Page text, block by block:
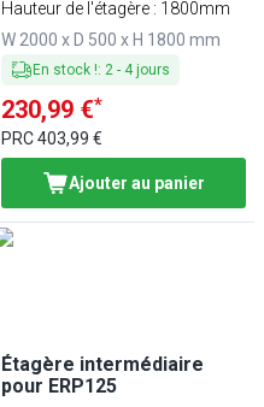
Hauteur de l'étagère : 1800mm
W 2000 x D 500 x H 1800 mm
En stock !: 2 - 4 jours
230,99 €*
PRC403,99 €
Ajouter au panier
Étagère intermédiaire
pour ERP125